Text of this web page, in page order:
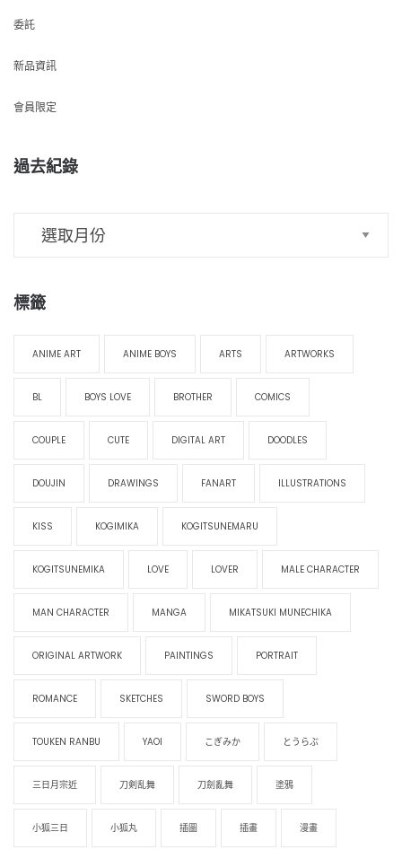
委託
新品資訊
會員限定
過去紀錄
標籤
ANIME ART ANIME BOYS ARTS ARTWORKS
BL BOYS LOVE BROTHER COMICS
COUPLE CUTE DIGITAL ART DOODLES
DOUJIN DRAWINGS FANART ILLUSTRATIONS
KISS KOGIMIKA KOGITSUNEMARU
KOGITSUNEMIKA LOVE LOVER MALE CHARACTER
MAN CHARACTER MANGA MIKATSUKI MUNECHIKA
ORIGINAL ARTWORK PAINTINGS PORTRAIT
ROMANCE SKETCHES SWORD BOYS
TOUKEN RANBU YAOI こぎみか とうらぶ
三日月宗近 刀剣乱舞 刀劍亂舞 塗鴉
小狐三日 小狐丸 插圖 插畫 漫畫